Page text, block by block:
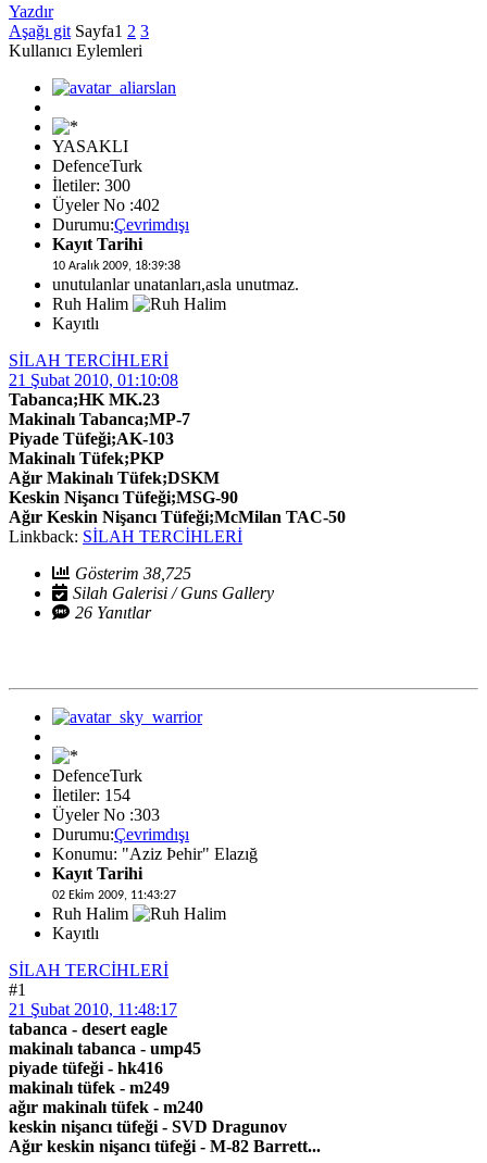
Yazdır
Aşağı git Sayfa1 2 3
Kullanıcı Eylemleri
YASAKLI
DefenceTurk
İletiler: 300
Üyeler No :402
Durumu:Çevrimdışı
Kayıt Tarihi
10 Aralık 2009, 18:39:38
unutulanlar unatanları,asla unutmaz.
Ruh Halim
Kayıtlı
SİLAH TERCİHLERİ
21 Şubat 2010, 01:10:08
Tabanca;HK MK.23
Makinalı Tabanca;MP-7
Piyade Tüfeği;AK-103
Makinalı Tüfek;PKP
Ağır Makinalı Tüfek;DSKM
Keskin Nişancı Tüfeği;MSG-90
Ağır Keskin Nişancı Tüfeği;McMilan TAC-50
Linkback: SİLAH TERCİHLERİ
Gösterim 38,725
Silah Galerisi / Guns Gallery
26 Yanıtlar
DefenceTurk
İletiler: 154
Üyeler No :303
Durumu:Çevrimdışı
Konumu: "Aziz Þehir" Elazığ
Kayıt Tarihi
02 Ekim 2009, 11:43:27
Ruh Halim
Kayıtlı
SİLAH TERCİHLERİ
#1
21 Şubat 2010, 11:48:17
tabanca - desert eagle
makinalı tabanca - ump45
piyade tüfeği - hk416
makinalı tüfek - m249
ağır makinalı tüfek - m240
keskin nişancı tüfeği - SVD Dragunov
Ağır keskin nişancı tüfeği - M-82 Barrett...